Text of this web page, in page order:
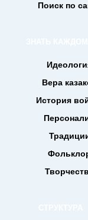
Поиск по
Вера
История